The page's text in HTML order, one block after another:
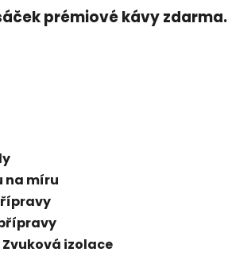
prémiové kávy zdarma.
na míru
izolace